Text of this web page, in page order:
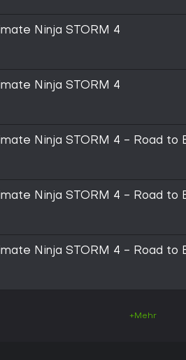
Ninja STORM 4
Ninja STORM 4
Ninja STORM 4 - Road to
Ninja STORM 4 - Road to
Ninja STORM 4 - Road to
+Mehr